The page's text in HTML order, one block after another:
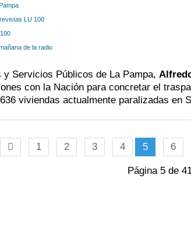
LU 100
de la radio
y Servicios Públicos de La Pampa,
con la Nación para concretar el
viviendas actualmente paralizadas en
1 2 3 4 5 6
Página 5 de